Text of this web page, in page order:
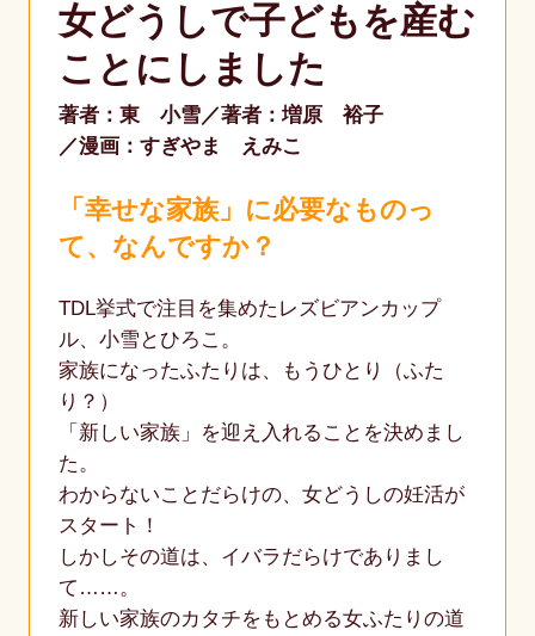
女どうしで子どもを産む
ことにしました
著者：東 小雪
著者：増原 裕子
漫画：すぎやま えみこ
「幸せな家族」に必要なものっ
て、なんですか？
TDL挙式で注目を集めたレズビアンカップ
ル、小雪とひろこ。
家族になったふたりは、もうひとり（ふた
り？）
「新しい家族」を迎え入れることを決めまし
た。
わからないことだらけの、女どうしの妊活が
スタート！
しかしその道は、イバラだらけでありまし
て……。
新しい家族のカタチをもとめる女ふたりの道